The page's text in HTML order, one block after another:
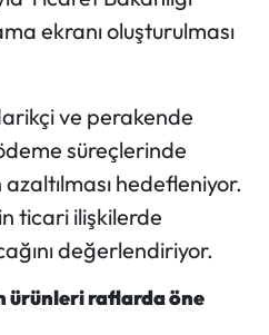
ekranı oluşturulması
ve perakende
süreçlerinde
hedefleniyor.
ticari ilişkilerde
değerlendiriyor.
ürünleri raflarda öne